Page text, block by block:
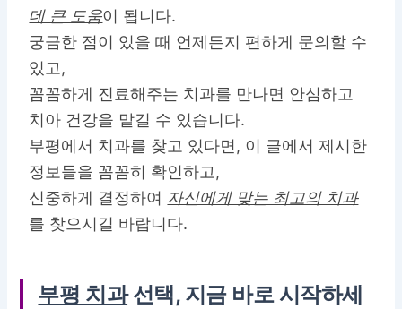
데 큰 도움이 됩니다.
궁금한 점이 있을 때 언제든지 편하게 문의할 수
있고,
꼼꼼하게 진료해주는 치과를 만나면 안심하고
치아 건강을 맡길 수 있습니다.
부평에서 치과를 찾고 있다면, 이 글에서 제시한
정보들을 꼼꼼히 확인하고,
신중하게 결정하여 자신에게 맞는 최고의 치과
를 찾으시길 바랍니다.
부평 치과선택, 지금 바로 시작하세